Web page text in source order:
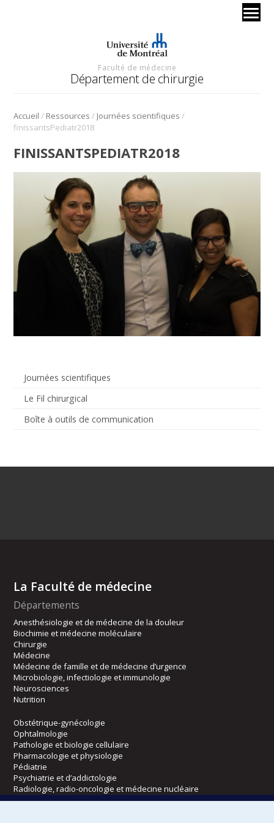
Faculté de médecine
Département de chirurgie
Accueil / Ressources / Journées scientifiques /
finissantsPediatr2018
Journées scientifiques
Le Fil chirurgical
Boîte à outils de communication
FINISSANTSPEDIATR2018
La Faculté de médecine
Départements
Anesthésiologie et de médecine de la douleur
Biochimie et médecine moléculaire
Chirurgie
Médecine
Médecine de famille et de médecine d’urgence
Microbiologie, infectiologie et immunologie
Neurosciences
Nutrition
Obstétrique-gynécologie
Ophtalmologie
Pathologie et biologie cellulaire
Pharmacologie et physiologie
Pédiatrie
Psychiatrie et d’addictologie
Radiologie, radio-oncologie et médecine nucléaire